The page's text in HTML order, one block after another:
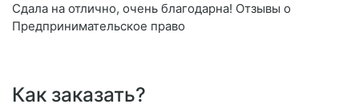
Сдала на отлично, очень благодарна! Отзывы о
Предпринимательское право
Как заказать?